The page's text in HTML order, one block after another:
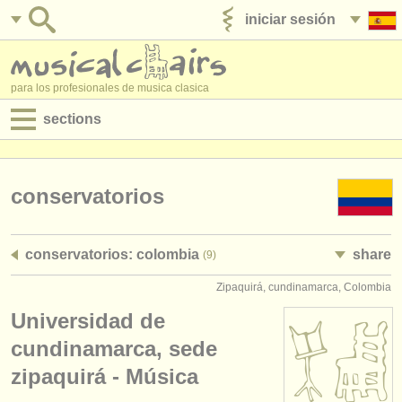
iniciar sesión
para los profesionales de musica clasica
sections
empleos - administración
cursillos
concursos
conservatorios
conservatorios: colombia (9) share
Zipaquirá, cundinamarca, Colombia
Universidad de
cundinamarca, sede
zipaquirá - Música